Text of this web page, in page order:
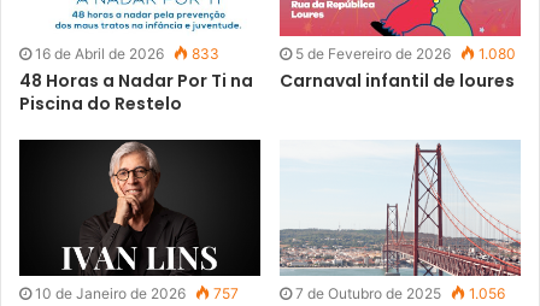
Aqui fica, para guardar, a sua edição de Novembro de
2023.
16 de Abril de 2026 833
48 Horas a Nadar Por Ti na
Piscina do Restelo
5 de Fevereiro de 2026 1.080
Carnaval infantil de loures
10 de Janeiro de 2026 757 7 de Outubro de 2025 1.056